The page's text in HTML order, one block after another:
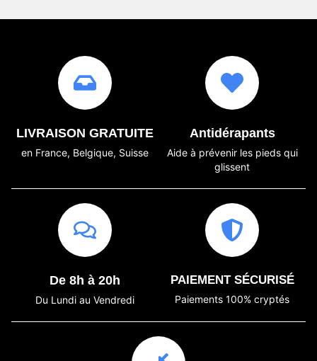
LIVRAISON GRATUITE
en France, Belgique, Suisse
Antidérapants
Aide à prévenir les pieds qui
glissent
De 8h à 20h
Du Lundi au Vendredi
PAIEMENT SÉCURISÉ
Paiements 100% cryptés